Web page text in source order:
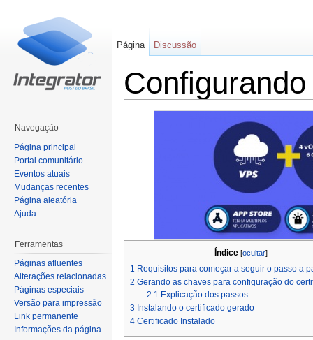
Índice[ocultar]
1 Requisitos para começar a seguir o passo a
2 Gerando as chaves para configuração do
2.1 Explicação dos passos
3 Instalando o certificado gerado
4 Certificado Instalado
Página Discussão
Navegação
Página principal
Portal comunitário
Eventos atuais
Mudanças recentes
Página aleatória
Ajuda
Ferramentas
Páginas afluentes
Alterações relacionadas
Páginas especiais
Versão para impressão
Link permanente
Informações da página